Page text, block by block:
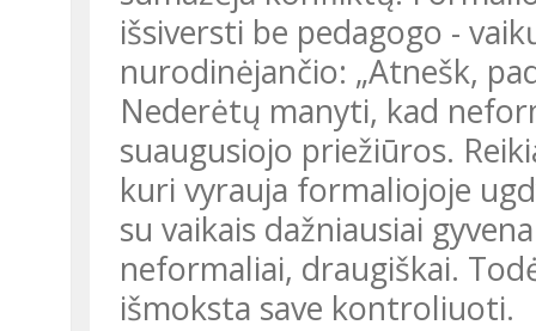
išsiversti be pedagogo -
nurodinėjančio: „Atnešk,
Nederėtų manyti, kad
suaugusiojo priežiūros.
kuri vyrauja formaliojoje
su vaikais dažniausiai
neformaliai, draugiškai.
išmoksta save kontroliuoti.